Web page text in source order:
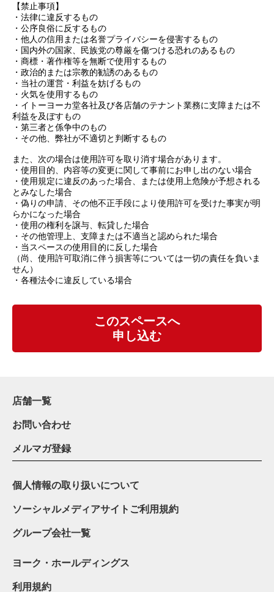
【禁止事項】
・法律に違反するもの
・公序良俗に反するもの
・他人の信用または名誉プライバシーを侵害するもの
・国内外の国家、民族党の尊厳を傷つける恐れのあるもの
・商標・著作権等を無断で使用するもの
・政治的または宗教的勧誘のあるもの
・当社の運営・利益を妨げるもの
・火気を使用するもの
・イトーヨーカ堂各社及び各店舗のテナント業務に支障または不
利益を及ぼすもの
・第三者と係争中のもの
・その他、弊社が不適切と判断するもの
また、次の場合は使用許可を取り消す場合があります。
・使用目的、内容等の変更に関して事前にお申し出のない場合
・使用規定に違反のあった場合、または使用上危険が予想される
とみなした場合
・偽りの申請、その他不正手段により使用許可を受けた事実が明
らかになった場合
・使用の権利を譲与、転貸した場合
・その他管理上、支障または不適当と認められた場合
・当スペースの使用目的に反した場合
（尚、使用許可取消に伴う損害等については一切の責任を負いま
せん）
・各種法令に違反している場合
このスペースへ
申し込む
店舗一覧
お問い合わせ
メルマガ登録
個人情報の取り扱いについて
ソーシャルメディアサイトご利用規約
グループ会社一覧
ヨーク・ホールディングス
利用規約